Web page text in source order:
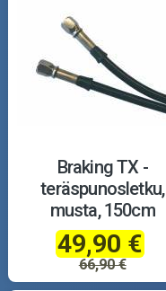
Braking TX -
teräspunosletku,
musta, 150cm
49,90 €
66,90 €